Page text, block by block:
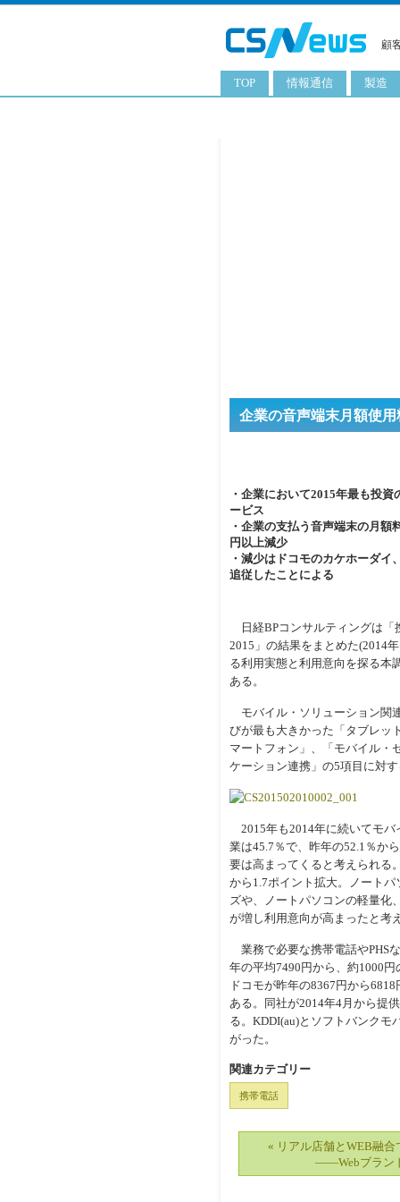
顧
TOP 情報通信 製造
企業の音声端末月額使
・企業において2015年最も投
ービス
・企業の支払う音声端末の月額
円以上減少
・減少はドコモのカケホーダ
追従したことによる
日経BPコンサルティングは「
2015」の結果をまとめた(2014
る利用実態と利用意向を探る本
ある。
モバイル・ソリューション関
びが最も大きかった「タブレッ
マートフォン」、「モバイル・
ケーション連携」の5項目に対
2015年も2014年に続いてモバ
業は45.7％で、昨年の52.1％か
要は高まってくると考えられる
から1.7ポイント拡大。ノート
ズや、ノートパソコンの軽量化
が増し利用意向が高まったと考
業務で必要な携帯電話やPHS
年の平均7490円から、約1000
ドコモが昨年の8367円から
ある。同社が2014年4月から提
る。KDDI(au)とソフトバンクモ
がった。
関連カテゴリー
携帯電話
« リアル店舗とWEB融合
――Webブラン